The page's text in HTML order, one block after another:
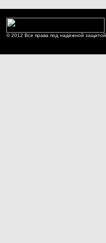
© 2012 Все права под надежной защитой.